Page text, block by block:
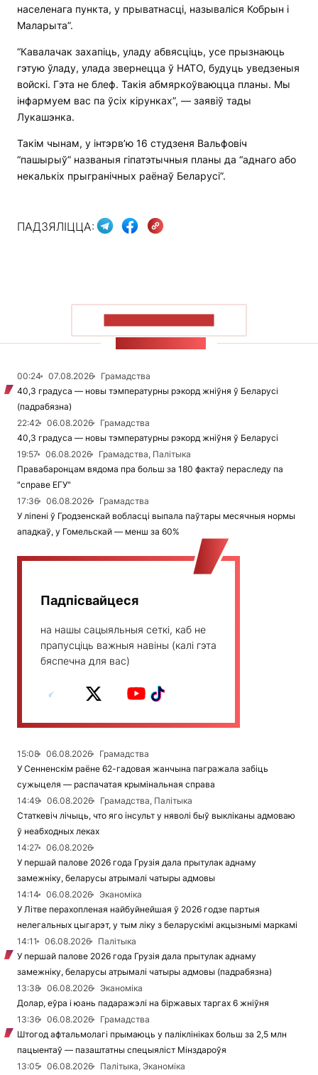
населенага пункта, у прыватнасці, называліся Кобрын і
Маларыта”.
“Кавалачак захапіць, уладу абвясціць, усе прызнаюць
гэтую ўладу, улада звернецца ў НАТО, будуць уведзеныя
войскі. Гэта не блеф. Такія абмяркоўваюцца планы. Мы
інфармуем вас па ўсіх кірунках”, — заявіў тады
Лукашэнка.
Такім чынам, у інтэрв’ю 16 студзеня Вальфовіч
“пашырыў” названыя гіпатэтычныя планы да “аднаго або
некалькіх прыгранічных раёнаў Беларусі”.
ПАДЗЯЛІЦЦА:
00:24 07.08.2026
Грамадства
40,3 градуса — новы тэмпературны рэкорд жніўня ў Беларусі
(падрабязна)
22:42
06.08.2026
Грамадства
40,3 градуса — новы тэмпературны рэкорд жніўня ў Беларусі
19:57
06.08.2026
Грамадства, Палітыка
Правабаронцам вядома пра больш за 180 фактаў пераследу па
"справе ЕГУ"
17:36
06.08.2026
Грамадства
У ліпені ў Гродзенскай вобласці выпала паўтары месячныя нормы
ападкаў, у Гомельскай — менш за 60%
Падпісвайцеся
на нашы сацыяльныя сеткі, каб не
прапусціць важныя навіны (калі гэта
бяспечна для вас)
15:08 06.08.2026
Грамадства
У Сенненскім раёне 62-гадовая жанчына пагражала забіць
сужыцеля — распачатая крымінальная справа
14:49
06.08.2026
Грамадства, Палітыка
Статкевіч лічыць, что яго інсульт у няволі быў выкліканы адмоваю
ў неабходных леках
14:27
06.08.2026
У першай палове 2026 года Грузія дала прытулак аднаму
замежніку, беларусы атрымалі чатыры адмовы
14:14
06.08.2026
Эканоміка
У Літве перахопленая найбуйнейшая ў 2026 годзе партыя
нелегальных цыгарэт, у тым ліку з беларускімі акцызнымі маркамі
14:11
06.08.2026
Палітыка
У першай палове 2026 года Грузія дала прытулак аднаму
замежніку, беларусы атрымалі чатыры адмовы (падрабязна)
13:38
06.08.2026
Эканоміка
Долар, еўра і юань падаражэлі на біржавых таргах 6 жніўня
13:36
06.08.2026
Грамадства
Штогод афтальмолагі прымаюць у паліклініках больш за 2,5 млн
пацыентаў — пазаштатны спецыяліст Мінздароўя
13:05
06.08.2026
Палітыка, Эканоміка